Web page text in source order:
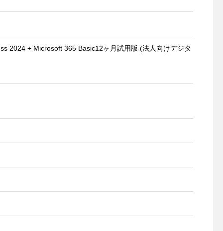
2024 + Microsoft 365 Basic12ヶ月試用版 (法人向けデジタ